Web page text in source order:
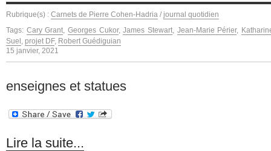
Rubrique(s) : Carnets de Pierre Cohen-Hadria / journal quotidien
Tags: Cary Grant, Georges Cukor,James Stewart, Jean-Marie Périer,
Suel , projet DF, Robert Guédiguian
15 janvier, 2021
enseignes et statues
Lire la suite...